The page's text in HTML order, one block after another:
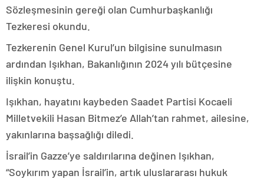
Sözleşmesinin gereği olan Cumhurbaşkanlığı
Tezkeresi okundu.
Tezkerenin Genel Kurul’un bilgisine sunulmasın
ardından Işıkhan, Bakanlığının 2024 yılı bütçesine
ilişkin konuştu.
Işıkhan, hayatını kaybeden Saadet Partisi Kocaeli
Milletvekili Hasan Bitmez’e Allah’tan rahmet, ailesine,
yakınlarına başsağlığı diledi.
İsrail’in Gazze’ye saldırılarına değinen Işıkhan,
“Soykırım yapan İsrail’in, artık uluslararası hukuk